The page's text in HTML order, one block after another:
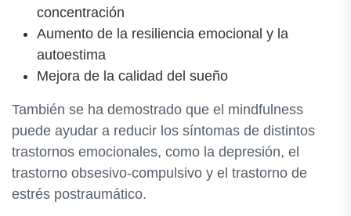
concentración
Aumento de la resiliencia emocional y la
autoestima
Mejora de la calidad del sueño
También se ha demostrado que el mindfulness
puede ayudar a reducir los síntomas de distintos
trastornos emocionales, como la depresión, el
trastorno obsesivo-compulsivo y el trastorno de
estrés postraumático.